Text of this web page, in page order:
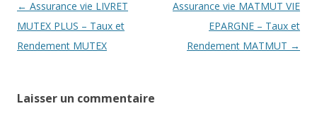
Navigation
des
articles
← Assurance vie LIVRET
MUTEX PLUS – Taux et
Rendement MUTEX
Assurance vie MATMUT VIE
EPARGNE – Taux et
Rendement MATMUT →
Laisser un commentaire